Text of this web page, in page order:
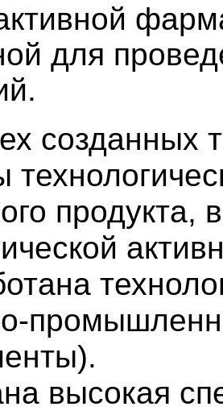
для
созданных
продукта,
высокая